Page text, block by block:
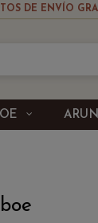
DE ENVÍO